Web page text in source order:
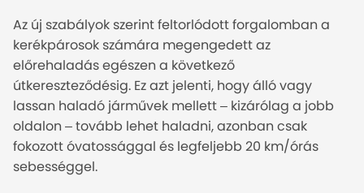
Az új szabályok szerint feltorlódott forgalomban a
kerékpárosok számára megengedett az
előrehaladás egészen a következő
útkereszteződésig. Ez azt jelenti, hogy álló vagy
lassan haladó járművek mellett – kizárólag a jobb
oldalon – tovább lehet haladni, azonban csak
fokozott óvatossággal és legfeljebb 20 km/órás
sebességgel.